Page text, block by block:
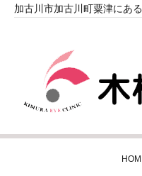
加古川市加古川町粟津にあ